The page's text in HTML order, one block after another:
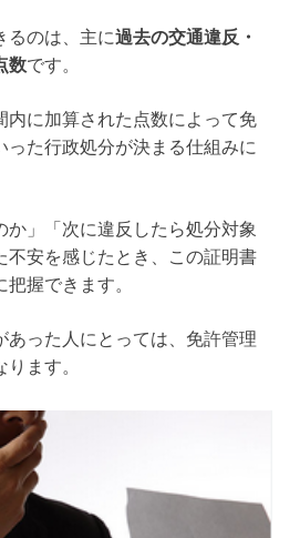
るのは、主に過去の交通違反・
数です。
内に加算された点数によって免
った行政処分が決まる仕組みに
か」「次に違反したら処分対象
不安を感じたとき、この証明書
握できます。
あった人にとっては、免許管理
ます。